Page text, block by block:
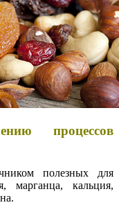
процессов
полезных для
марганца, кальция,